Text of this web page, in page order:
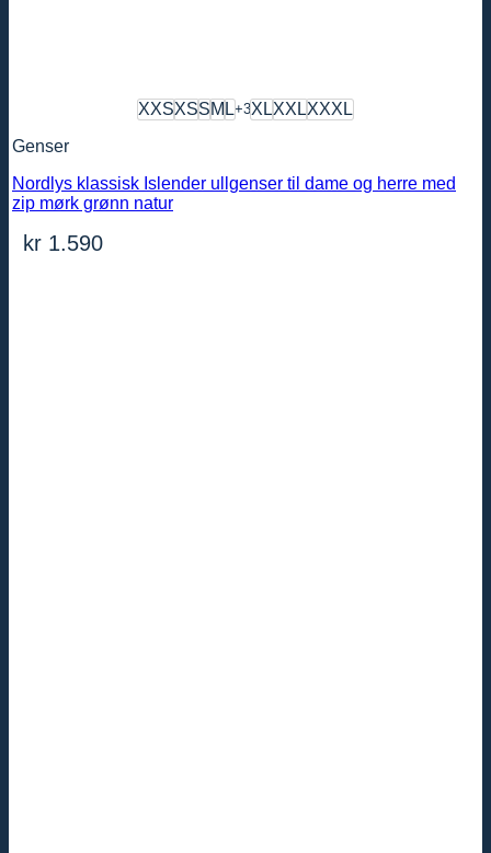
XXSXSSM L+3XLXXLXXXL
Genser
Nordlys klassisk Islender ullgenser til dame og herre med
zip mørk grønn natur
kr 1.590